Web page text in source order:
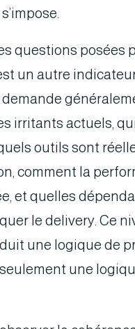
questions posées
un autre
irritants actuels,
outils sont
comment la
et quelles
le delivery. Ce
une logique de
une